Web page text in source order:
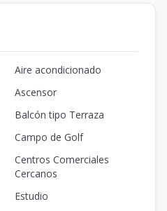
Aire acondicionado
Ascensor
Balcón tipo Terraza
Campo de Golf
Centros Comerciales
Cercanos
Estudio